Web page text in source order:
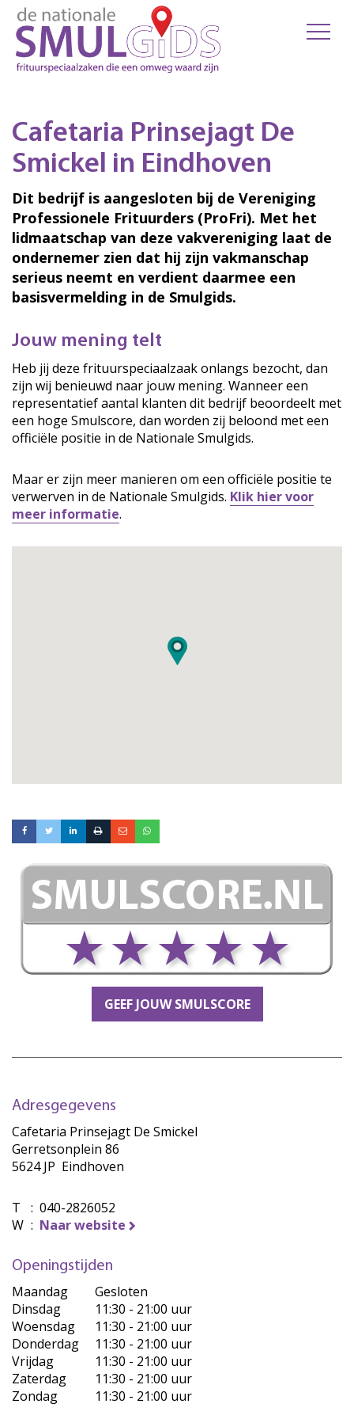
Cafetaria Prinsejagt De
Smickel in Eindhoven
Dit bedrijf is aangesloten bij de Vereniging
Professionele Frituurders (ProFri). Met het
lidmaatschap van deze vakvereniging laat de
ondernemer zien dat hij zijn vakmanschap
serieus neemt en verdient daarmee een
basisvermelding in de Smulgids.
Jouw mening telt
Heb jij deze frituurspeciaalzaak onlangs bezocht, dan
zijn wij benieuwd naar jouw mening. Wanneer een
representatief aantal klanten dit bedrijf beoordeelt met
een hoge Smulscore, dan worden zij beloond met een
officiële positie in de Nationale Smulgids.
Maar er zijn meer manieren om een officiële positie te
verwerven in de Nationale Smulgids. Klik hier voor
meer informatie.
GEEF JOUW SMULSCORE
Adresgegevens
Cafetaria Prinsejagt De Smickel
Gerretsonplein 86
5624 JP Eindhoven
T : 040-2826052
W : Naar website
Openingstijden
Maandag
Gesloten
Dinsdag
11:30 - 21:00 uur
Woensdag
11:30 - 21:00 uur
Donderdag
11:30 - 21:00 uur
Vrijdag
11:30 - 21:00 uur
Zaterdag
11:30 - 21:00 uur
Zondag
11:30 - 21:00 uur